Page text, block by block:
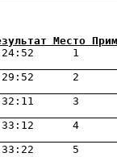
Результат
1
3